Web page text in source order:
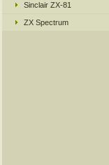
Sinclair ZX-81
ZX Spectrum